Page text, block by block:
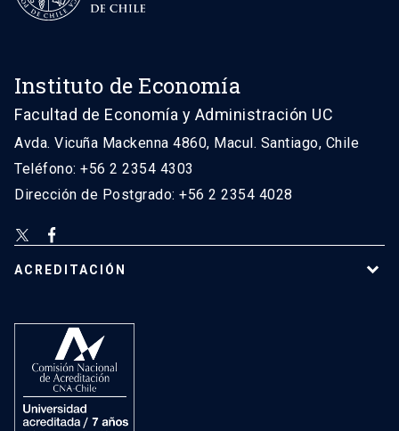
Instituto de Economía
Facultad de Economía y Administración UC
Avda. Vicuña Mackenna 4860, Macul. Santiago, Chile
Teléfono: +56 2 2354 4303
Dirección de Postgrado: +56 2 2354 4028
ACREDITACIÓN